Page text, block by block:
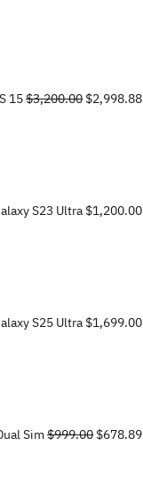
15$3,200.00$2,998.88
S23 Ultra$1,200.00
S25 Ultra$1,699.00
Sim$999.00$678.89